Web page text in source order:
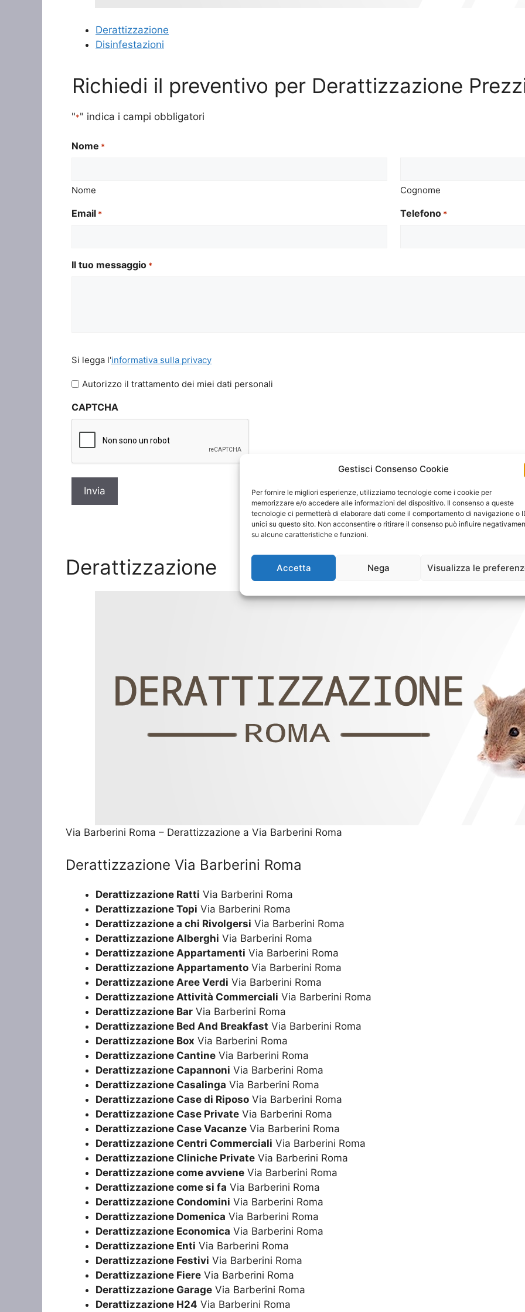
Gestisci Consenso Cookie
Per fornire le migliori esperienze, utilizziamo tecnologie come i cookie per
memorizzare e/o accedere alle informazioni del dispositivo. Il consenso a queste
tecnologie ci permetterà di elaborare dati come il comportamento di navigazione o
unici su questo sito. Non acconsentire o ritirare il consenso può influire
su alcune caratteristiche e funzioni.
Accetta Nega Visualizza le
Derattizzazione
Disinfestazioni
Richiedi il preventivo per Derattizzazione
"*" indica i campi obbligatori
Nome *
Nome Cognome
Email * Telefono *
Il tuo messaggio *
legga
l'informativa
privacy
Si legga l'informativa sulla privacy
Autorizzo il trattamento dei miei dati personali
CAPTCHA
Derattizzazione
Via Barberini Roma – Derattizzazione a Via Barberini Roma
Derattizzazione Via Barberini Roma
Derattizzazione Ratti Via Barberini Roma
Derattizzazione Topi Via Barberini Roma
Derattizzazione a chi Rivolgersi Via Barberini Roma
Derattizzazione Alberghi Via Barberini Roma
Derattizzazione Appartamenti Via Barberini Roma
Derattizzazione Appartamento Via Barberini Roma
Derattizzazione Aree Verdi Via Barberini Roma
Derattizzazione Attività Commerciali Via Barberini Roma
Derattizzazione Bar Via Barberini Roma
Derattizzazione Bed And Breakfast Via Barberini Roma
Derattizzazione Box Via Barberini Roma
Derattizzazione Cantine Via Barberini Roma
Derattizzazione Capannoni Via Barberini Roma
Derattizzazione Casalinga Via Barberini Roma
Derattizzazione Case di Riposo Via Barberini Roma
Derattizzazione Case Private Via Barberini Roma
Derattizzazione Case Vacanze Via Barberini Roma
Derattizzazione Centri Commerciali Via Barberini Roma
Derattizzazione Cliniche Private Via Barberini Roma
Derattizzazione come avviene Via Barberini Roma
Derattizzazione come si fa Via Barberini Roma
Derattizzazione Condomini Via Barberini Roma
Derattizzazione Domenica Via Barberini Roma
Derattizzazione Economica Via Barberini Roma
Derattizzazione Enti Via Barberini Roma
Derattizzazione Festivi Via Barberini Roma
Derattizzazione Fiere Via Barberini Roma
Derattizzazione Garage Via Barberini Roma
Derattizzazione H24 Via Barberini Roma